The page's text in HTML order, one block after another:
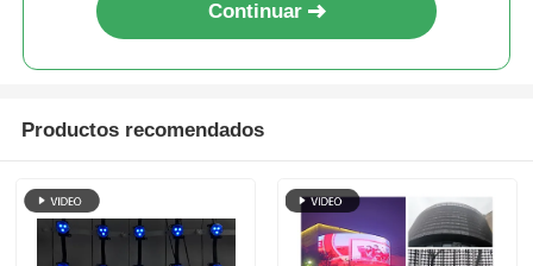
Continuar
Productos recomendados